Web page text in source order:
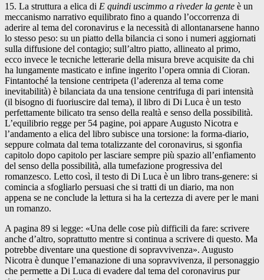
15. La struttura a elica di E quindi uscimmo a riveder la gente è un
meccanismo narrativo equilibrato fino a quando l’occorrenza di
aderire al tema del coronavirus e la necessità di allontanarsene hanno
lo stesso peso: su un piatto della bilancia ci sono i numeri aggiornati
sulla diffusione del contagio; sull’altro piatto, allineato al primo,
ecco invece le tecniche letterarie della misura breve acquisite da chi
ha lungamente masticato e infine ingerito l’opera omnia di Cioran.
Fintantoché la tensione centripeta (l’aderenza al tema come
inevitabilità) è bilanciata da una tensione centrifuga di pari intensità
(il bisogno di fuoriuscire dal tema), il libro di Di Luca è un testo
perfettamente bilicato tra senso della realtà e senso della possibilità.
L’equilibrio regge per 54 pagine, poi appare Augusto Nicotra e
l’andamento a elica del libro subisce una torsione: la forma-diario,
seppure colmata dal tema totalizzante del coronavirus, si sgonfia
capitolo dopo capitolo per lasciare sempre più spazio all’enfiamento
del senso della possibilità, alla tumefazione progressiva del
romanzesco. Letto così, il testo di Di Luca è un libro trans-genere: si
comincia a sfogliarlo persuasi che si tratti di un diario, ma non
appena se ne conclude la lettura si ha la certezza di avere per le mani
un romanzo.
A pagina 89 si legge: «Una delle cose più difficili da fare: scrivere
anche d’altro, soprattutto mentre si continua a scrivere di questo. Ma
potrebbe diventare una questione di sopravvivenza». Augusto
Nicotra è dunque l’emanazione di una sopravvivenza, il personaggio
che permette a Di Luca di evadere dal tema del coronavirus pur